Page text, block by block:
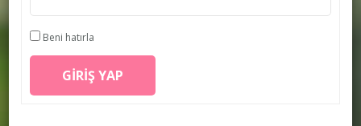
Beni hatırla
GIRIŞ YAP